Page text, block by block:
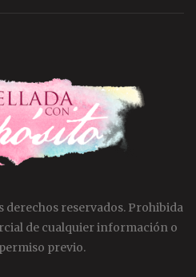
derechos reservados. Prohibida
de cualquier información o
previo.